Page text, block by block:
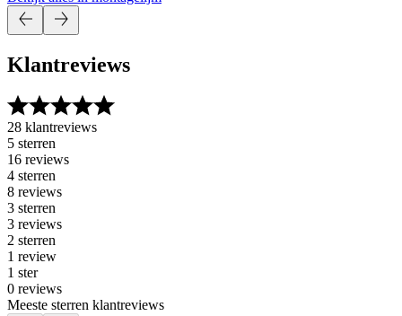
Klantreviews
28 klantreviews
5 sterren
16 reviews
4 sterren
8 reviews
3 sterren
3 reviews
2 sterren
1 review
1 ster
0 reviews
Meeste sterren klantreviews